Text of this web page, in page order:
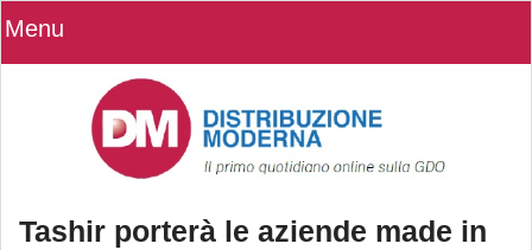
Menu
Tashir porterà le aziende made in